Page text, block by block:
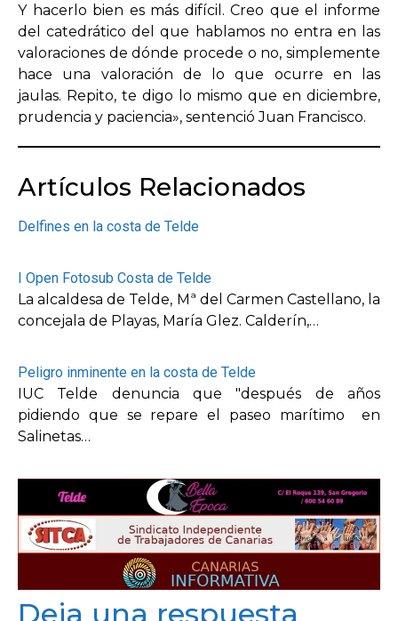
Y hacerlo bien es más difícil. Creo que el informe
del catedrático del que hablamos no entra en las
valoraciones de dónde procede o no, simplemente
hace una valoración de lo que ocurre en las
jaulas. Repito, te digo lo mismo que en diciembre,
prudencia y paciencia», sentenció Juan Francisco.
Artículos Relacionados
Delfines en la costa de Telde
I Open Fotosub Costa de Telde
La alcaldesa de Telde, Mª del Carmen Castellano, la
concejala de Playas, María Glez. Calderín,…
Peligro inminente en la costa de Telde
IUC Telde denuncia que "después de años
pidiendo que se repare el paseo marítimo en
Salinetas…
Deja una respuesta